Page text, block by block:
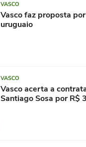
VASCO
Vasco faz proposta
uruguaio
VASCO
Vasco acerta a
Santiago Sosa por R$